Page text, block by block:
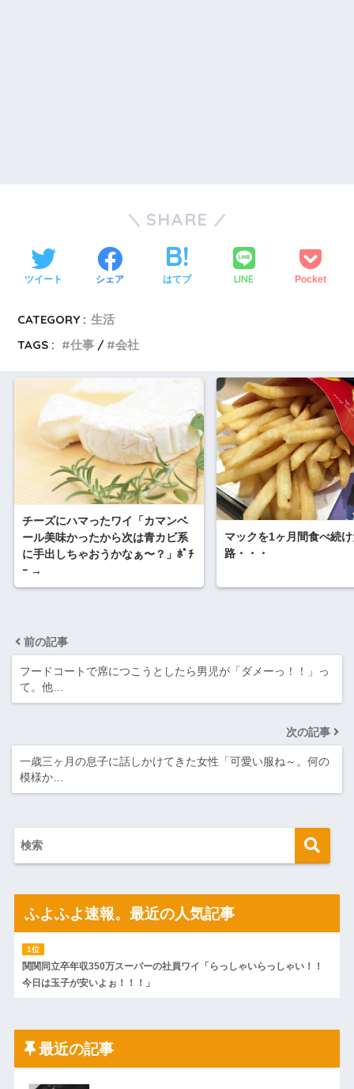
SHARE
ツイート シェア はてブ LINE Pocket
CATEGORY : 生活
TAGS :
仕事 会社
チーズにハマったワイ「カマンベ
ール美味かったから次は青カビ系
に手出しちゃおうかなぁ〜？」ﾎﾟﾁ
ｰ →
マックを1ヶ月間食べ続
路・・・
前の記事
フードコートで席につこうとしたら男児が「ダメーっ！！」っ
て。他…
次の記事
一歳三ヶ月の息子に話しかけてきた女性「可愛い服ね～。何の
模様か…
ふよふよ速報。最近の人気記事
関関同立卒年収350万スーパーの社員ワイ「らっしゃいらっしゃい！！
今日は玉子が安いよぉ！！！」
最近の記事